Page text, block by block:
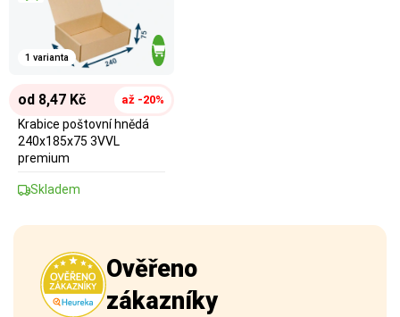
1 varianta
od 8,47 Kč až -20%
Krabice poštovní hnědá
240x185x75 3VVL
premium
Skladem
Ověřeno
zákazníky